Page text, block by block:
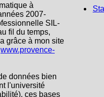
à
2007-
SIL-
fil du temps,
grâce à mon site
www.provence-
données bien
l'université
ces bases